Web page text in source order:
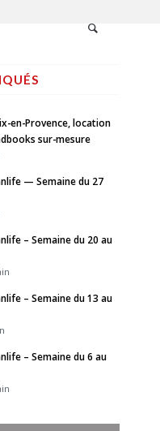
en-Provence, location
sur-mesure
— Semaine du 27
– Semaine du 20 au
– Semaine du 13 au
– Semaine du 6 au